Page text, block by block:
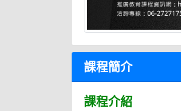
課程簡介
課程介紹